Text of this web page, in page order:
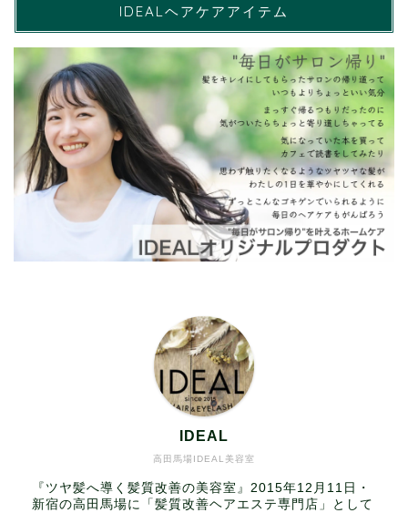
IDEALヘアケアアイテム
高田馬場IDEAL美容室
IDEAL
『ツヤ髪へ導く髪質改善の美容室』2015年12月11日・
新宿の高田馬場に「髪質改善ヘアエステ専門店」として